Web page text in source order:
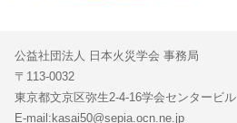
公益社団法人 日本火災学会 事務局
〒113-0032
東京都文京区弥生2-4-16学会センタービル
E-mail:kasai50@sepia.ocn.ne.jp